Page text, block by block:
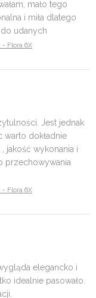
mało tego
i miła dlatego
udanych
- Flora 6X
Jest jednak
warto dokładnie
jakość wykonania i
przechowywania
- Flora 6X
elegancko i
idealnie pasowało.